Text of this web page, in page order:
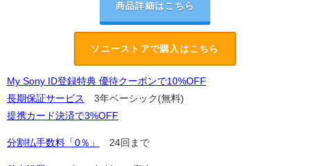
商品詳細はこちら
ソニーストアで購入はこちら
My Sony ID登録特典 優待クーポンで10%OFF
長期保証サービス
3年ベーシック(無料)
提携カード決済で3%OFF
分割払手数料「0％」 24回まで